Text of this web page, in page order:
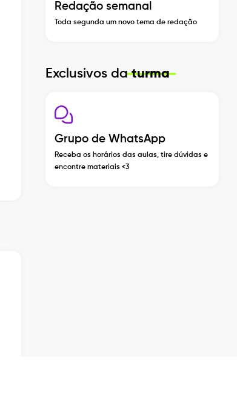
Redação semanal
Toda segunda um novo tema de redação
Exclusivos da turma
Grupo de WhatsApp
Receba os horários das aulas, tire dúvidas e
encontre materiais <3